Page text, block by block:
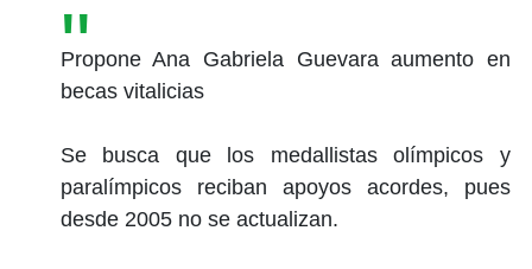
Propone Ana Gabriela Guevara aumento en
becas vitalicias
Se busca que los medallistas olímpicos y
paralímpicos reciban apoyos acordes, pues
desde 2005 no se actualizan.